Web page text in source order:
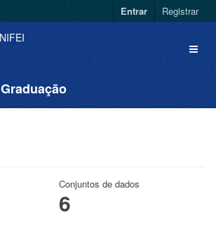
Entrar Registrar
Graduação
Conjuntos de dados
6